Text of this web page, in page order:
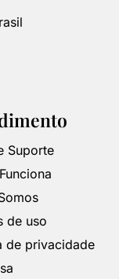
Suporte
de uso
de privacidade